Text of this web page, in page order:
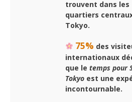
trouvent dans les
quartiers
Tokyo.
75% des
internationaux
que le temps pour
Tokyo est une
incontournable.